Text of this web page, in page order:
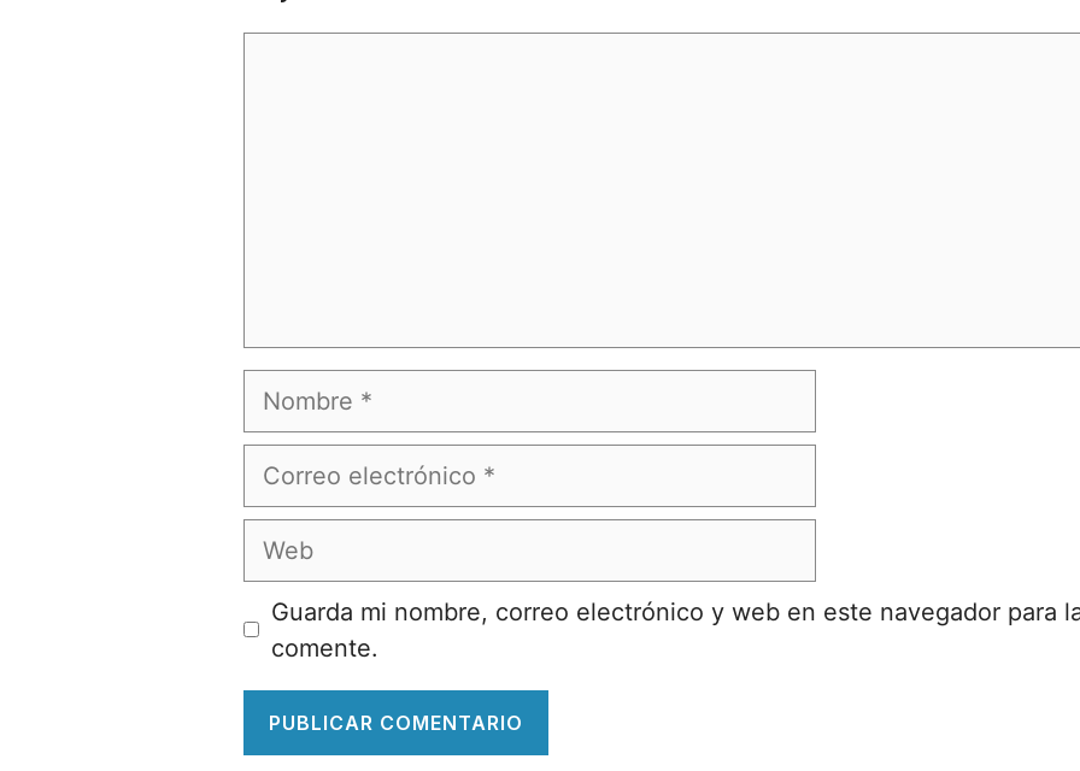
Nombre
Correo
Web
Guarda mi nombre, correo electrónico y web en este navegador para
comente.